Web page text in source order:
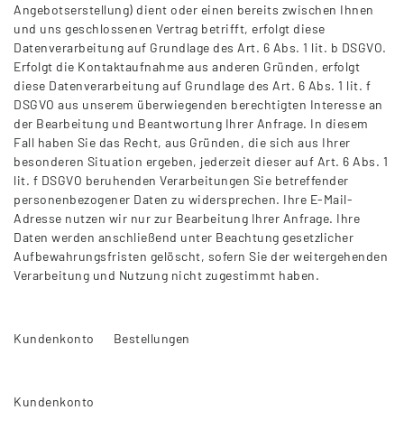
Angebotserstellung) dient oder einen bereits zwischen Ihnen
und uns geschlossenen Vertrag betrifft, erfolgt diese
Datenverarbeitung auf Grundlage des Art. 6 Abs. 1 lit. b DSGVO.
Erfolgt die Kontaktaufnahme aus anderen Gründen, erfolgt
diese Datenverarbeitung auf Grundlage des Art. 6 Abs. 1 lit. f
DSGVO aus unserem überwiegenden berechtigten Interesse an
der Bearbeitung und Beantwortung Ihrer Anfrage. In diesem
Fall haben Sie das Recht, aus Gründen, die sich aus Ihrer
besonderen Situation ergeben, jederzeit dieser auf Art. 6 Abs. 1
lit. f DSGVO beruhenden Verarbeitungen Sie betreffender
personenbezogener Daten zu widersprechen. Ihre E-Mail-
Adresse nutzen wir nur zur Bearbeitung Ihrer Anfrage. Ihre
Daten werden anschließend unter Beachtung gesetzlicher
Aufbewahrungsfristen gelöscht, sofern Sie der weitergehenden
Verarbeitung und Nutzung nicht zugestimmt haben.
Kundenkonto Bestellungen
Kundenkonto